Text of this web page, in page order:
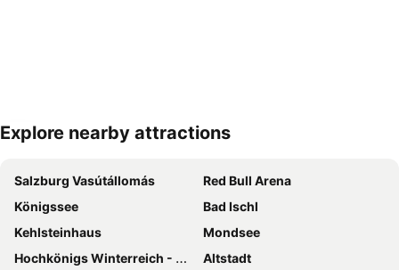
Nagy méretű térkép
Explore nearby attractions
Salzburg Vasútállomás
Red Bull Arena
Königssee
Bad Ischl
Kehlsteinhaus
Mondsee
Hochkönigs Winterreich - Mühlbach Dienten Maria Alm
Altstadt